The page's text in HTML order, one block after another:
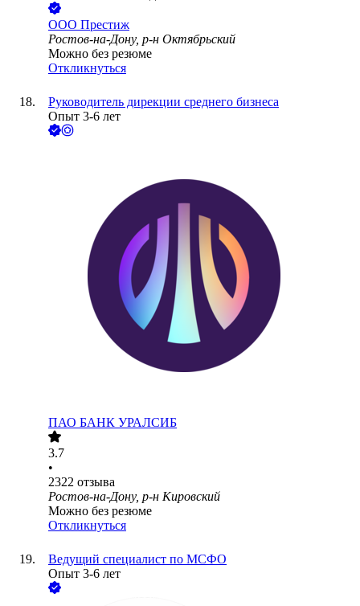
ООО Престиж
Ростов-на-Дону, р-н Октябрьский
Можно без резюме
Откликнуться
Руководитель дирекции среднего бизнеса
Опыт 3-6 лет
ПАО БАНК УРАЛСИБ
3.7
•
2322 отзыва
Ростов-на-Дону, р-н Кировский
Можно без резюме
Откликнуться
Ведущий специалист по МСФО
Опыт 3-6 лет